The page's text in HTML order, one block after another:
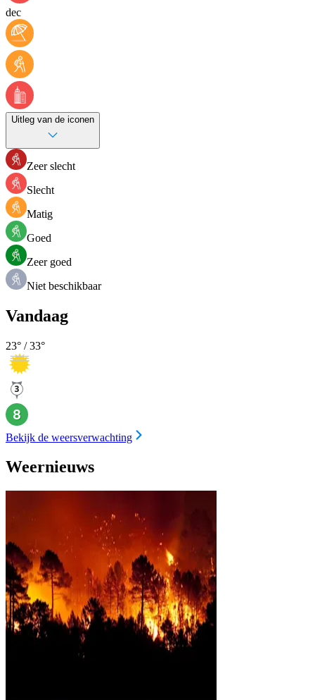
dec
Uitleg van de iconen
Zeer slecht
Slecht
Matig
Goed
Zeer goed
Niet beschikbaar
Vandaag
23° /33°
Bekijk de weersverwachting
Weernieuws